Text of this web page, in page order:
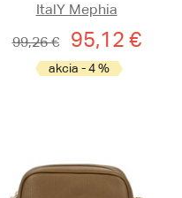
ItalY Mephia
99,26 €
95,12 €
akcia - 4 %